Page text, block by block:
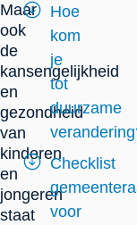
Maar
ook
de
kansengelijkheid
en
gezondheid
van
kinderen
en
jongeren
staat
Hoe
kom
je
tot
duurzame
Checklist
voor